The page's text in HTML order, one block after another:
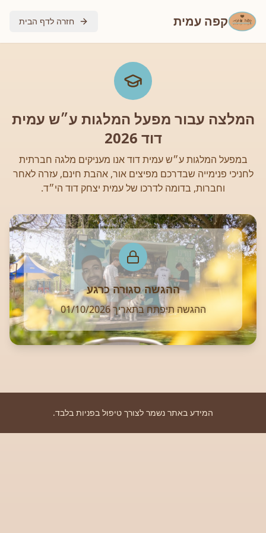
קפה עמית חזרה לדף הבית
המלצה עבור מפעל המלגות ע״ש עמית
דוד 2026
במפעל המלגות ע״ש עמית דוד אנו מעניקים מלגה חברתית
לחניכי פנימייה שבדרכם מפיצים אור, אהבת חינם, עזרה לאחר
וחברות, בדומה לדרכו של עמית יצחק דוד הי״ד.
ההגשה סגורה כרגע
ההגשה תיפתח בתאריך01/10/2026
המידע באתר נשמר לצורך טיפול בפניות בלבד.